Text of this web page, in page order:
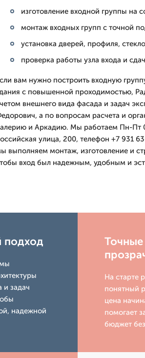
изготовление входной группы на
монтаж входных групп с точной
установка дверей, профиля,
проверка работы узла входа и
вам нужно построить входную
с повышенной проходимостью,
внешнего вида фасада и задач
а по вопросам расчета и
и Аркадию. Мы работаем Пн-Пт
улица, 200, телефон +7 931
выполняем монтаж, изготовление и
вход был надежным, удобным и
подход
и задач
надежной
На старте
понятный
цена
помогает
бюджет